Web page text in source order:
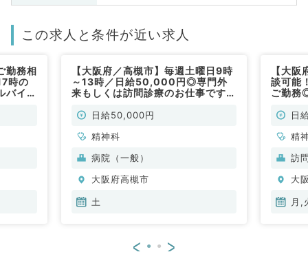
この求人と条件が近い求人
勤務相
時の
バイト
【大阪府／高槻市】毎週土曜日9時
～13時／日給50,000円◎専門外
来もしくは訪問診療のお仕事です
日給50,000円
精神科
病院（一般）
大阪府高槻市
土
【大
談可能
ご勤務
／非常
日
精
訪
大
月,
< >